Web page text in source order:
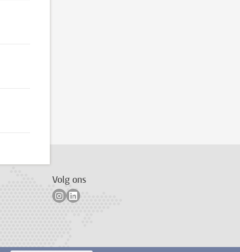
Volg ons
Volg ons op instagram
Volg ons op linkedin